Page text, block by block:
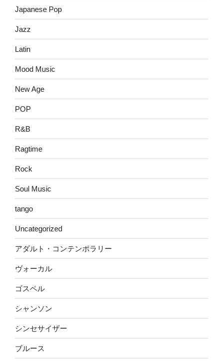
Japanese Pop
Jazz
Latin
Mood Music
New Age
POP
R&B
Ragtime
Rock
Soul Music
tango
Uncategorized
アダルト・コンテンポラリー
ヴォーカル
ゴスペル
シャンソン
シンセサイザー
ブルース